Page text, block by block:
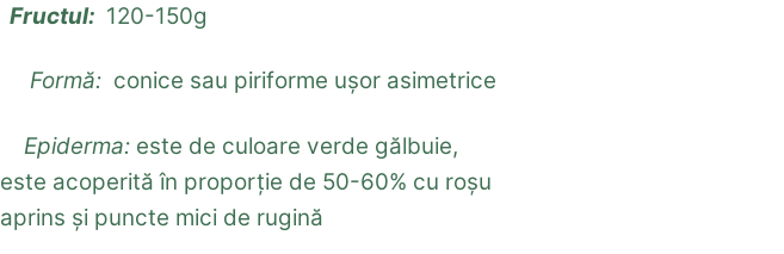
Fructul: 120-150g
Formă: conice sau piriforme uşor asimetrice
Epiderma: este de culoare verde gălbuie,
este acoperită în proporţie de 50-60% cu roşu
aprins şi puncte mici de rugină